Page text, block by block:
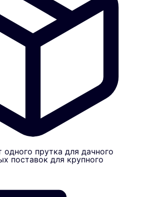
одного прутка для дачного
поставок для крупного